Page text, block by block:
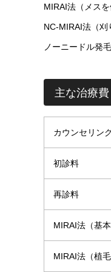
MIRAI法（メスを
NC-MIRAI法（刈
ノーニードル発
主な治療費
カウンセリン
初診料
再診料
MIRAI法（基本
MIRAI法（植毛